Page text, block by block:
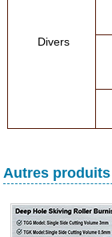
Divers
Autres produits